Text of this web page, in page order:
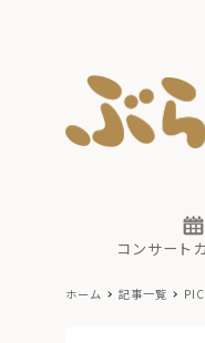
コンサート
ホーム 記事一覧